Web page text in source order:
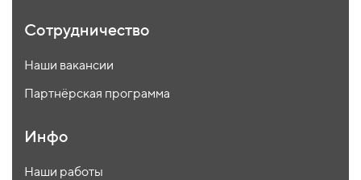
Сотрудничество
Наши вакансии
Партнёрская программа
Инфо
Наши работы